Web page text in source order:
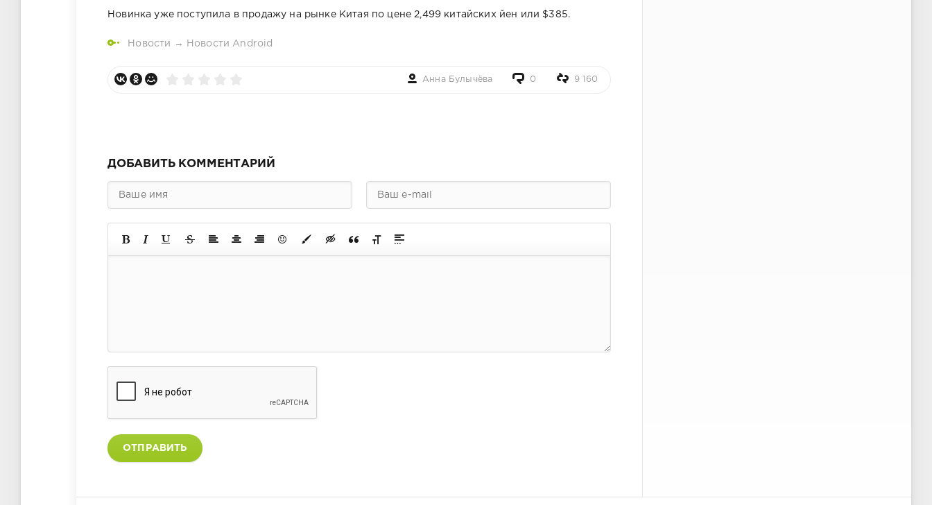
Новинка уже поступила в продажу на рынке Китая по цене 2,499 китайских йен или $385.
Новости → Новости Android
Анна Булычёва 0 9 160
ДОБАВИТЬ КОММЕНТАРИЙ
ОТПРАВИТЬ